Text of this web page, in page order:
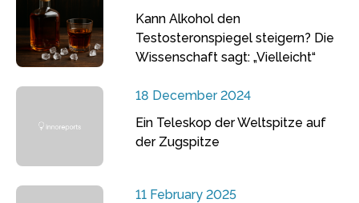
Kann Alkohol den
Testosteronspiegel steigern? Die
Wissenschaft sagt: „Vielleicht“
18 December 2024
Ein Teleskop der Weltspitze auf
der Zugspitze
11 February 2025